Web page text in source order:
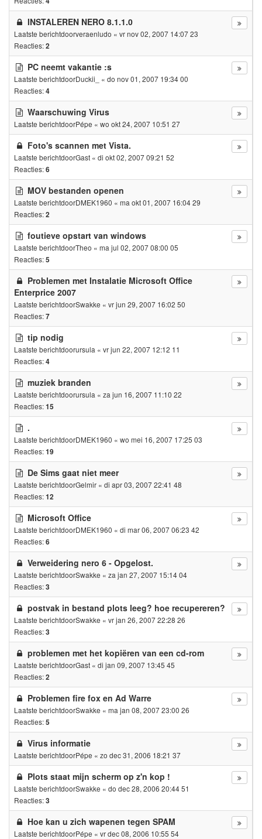
INSTALEREN NERO 8.1.1.0
Laatste berichtdoorveraenludo « vr nov 02, 2007 14:07 23
Reacties:2
PC neemt vakantie :s
Laatste berichtdoorDuckii_ « do nov 01, 2007 19:34 00
Reacties:4
Waarschuwing Virus
Laatste berichtdoorPépe « wo okt 24, 2007 10:51 27
Foto's scannen met Vista.
Laatste berichtdoorGast « di okt 02, 2007 09:21 52
Reacties:6
MOV bestanden openen
Laatste berichtdoorDMEK1960 « ma okt 01, 2007 16:04 29
Reacties:2
foutieve opstart van windows
Laatste berichtdoorTheo « ma jul 02, 2007 08:00 05
Reacties:5
Problemen met Instalatie Microsoft Office
Enterprice 2007
Laatste berichtdoorSwakke « vr jun 29, 2007 16:02 50
Reacties:7
tip nodig
Laatste berichtdoorursula « vr jun 22, 2007 12:12 11
Reacties:4
muziek branden
Laatste berichtdoorursula « za jun 16, 2007 11:10 22
Reacties:15
.
Laatste berichtdoorDMEK1960 « wo mei 16, 2007 17:25 03
Reacties:19
De Sims gaat niet meer
Laatste berichtdoorGelmir « di apr 03, 2007 22:41 48
Reacties:12
Microsoft Office
Laatste berichtdoorDMEK1960 « di mar 06, 2007 06:23 42
Reacties:6
Verweidering nero 6 - Opgelost.
Laatste berichtdoorSwakke « za jan 27, 2007 15:14 04
Reacties:3
postvak in bestand plots leeg? hoe recupereren?
Laatste berichtdoorSwakke « vr jan 26, 2007 22:28 26
Reacties:3
problemen met het kopiëren van een cd-rom
Laatste berichtdoorGast « di jan 09, 2007 13:45 45
Reacties:2
Problemen fire fox en Ad Warre
Laatste berichtdoorSwakke « ma jan 08, 2007 23:00 26
Reacties:5
Virus informatie
Laatste berichtdoorPépe « zo dec 31, 2006 18:21 37
Plots staat mijn scherm op z'n kop !
Laatste berichtdoorSwakke « do dec 28, 2006 20:44 51
Reacties:3
Hoe kan u zich wapenen tegen SPAM
Laatste berichtdoorPépe « vr dec 08, 2006 10:55 54